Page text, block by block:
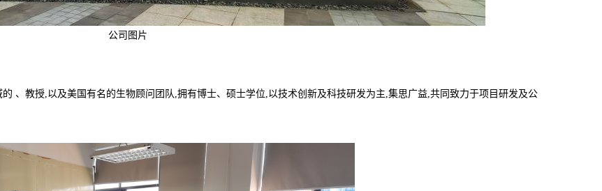
公司图片
、教授,以及美国有名的生物顾问团队,拥有博士、硕士学位,以技术创新及科技研发为主,集思广益,共同致力于项目研发及公